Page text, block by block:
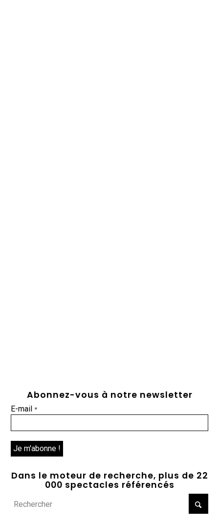
Abonnez-vous à notre newsletter
E-mail*
Dans le moteur de recherche, plus de 22
000 spectacles référencés